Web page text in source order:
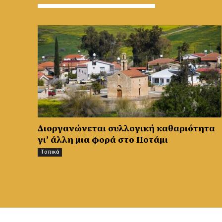
Διοργανώνεται συλλογική καθαριότητα
γι’ άλλη μια φορά στο Ποτάμι
Τοπικά